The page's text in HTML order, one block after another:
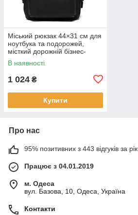
Міський рюкзак 44×31 см для
ноутбука та подорожей,
місткий дорожній бізнес-
рюкзак KAY
В наявності
1 024 ₴
Купити
Про нас
95% позитивних з 443 відгуків за рік
Працює з 04.01.2019
м. Одеса
вул. Базова, 10, Одеса, Україна
Контакти